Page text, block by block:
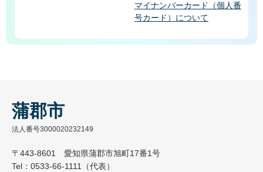
マイナンバーカード（個人番
号カード）について
蒲郡市
法人番号3000020232149
〒443-8601 愛知県蒲郡市旭町17番1号
Tel：0533-66-1111（代表）